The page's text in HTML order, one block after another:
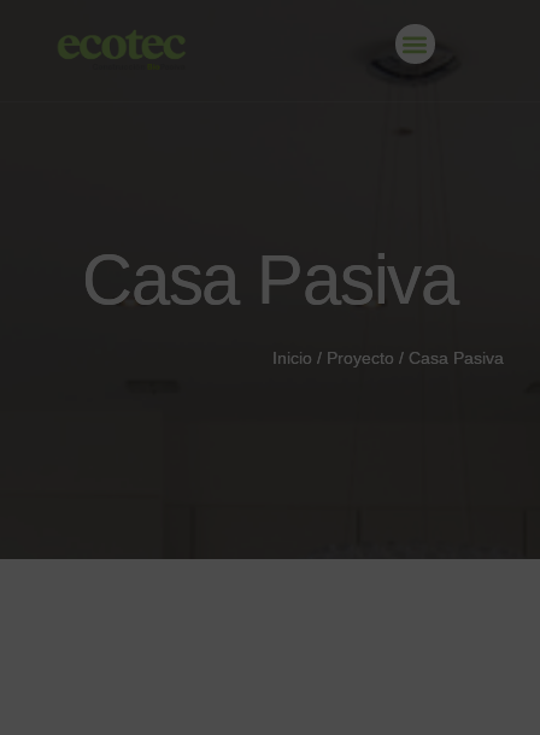
Casa Pasiva
Inicio / Proyecto / Casa Pasiva
Casa Pasiva
Inicio / Proyecto / Casa Pasiva